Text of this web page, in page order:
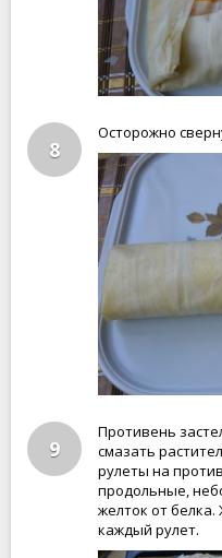
8
Осторожно
9
Противень
смазать
рулеты на
продольные,
желток от белка.
каждый рулет.